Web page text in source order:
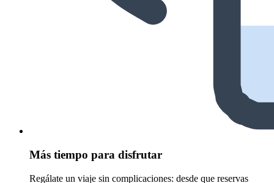
Más tiempo para disfrutar
Regálate un viaje sin complicaciones: desde que reservas